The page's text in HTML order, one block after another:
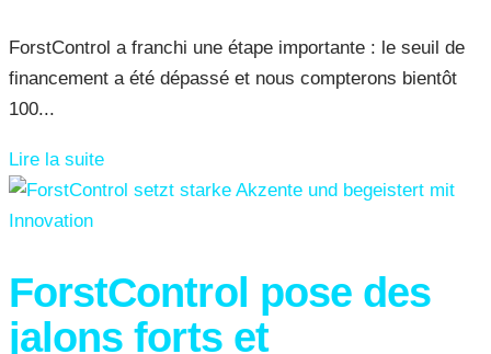
ForstControl a franchi une étape importante : le seuil de
financement a été dépassé et nous compterons bientôt
100...
Lire la suite
ForstControl pose des
jalons forts et